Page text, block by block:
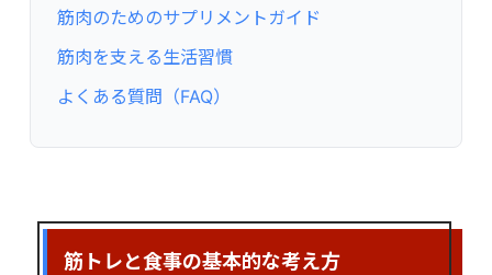
筋肉のためのサプリメントガイド
筋肉を支える生活習慣
よくある質問（FAQ）
筋トレと食事の基本的な考え方